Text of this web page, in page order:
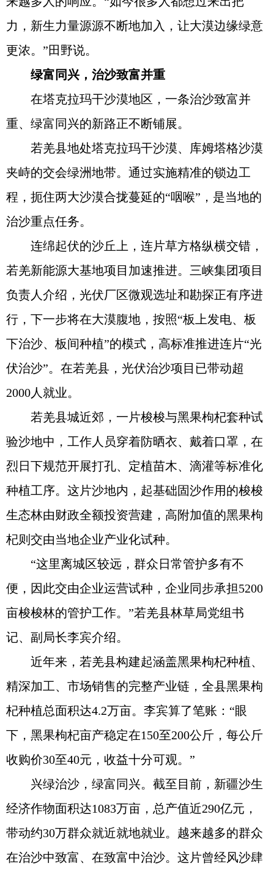
力，新生力量源源不断地加入，让大漠边缘绿意
更浓。”田野说。
绿富同兴，治沙致富并重
在塔克拉玛干沙漠地区，一条治沙致富并
重、绿富同兴的新路正不断铺展。
若羌县地处塔克拉玛干沙漠、库姆塔格沙漠
夹峙的交会绿洲地带。通过实施精准的锁边工
程，扼住两大沙漠合拢蔓延的“咽喉”，是当地的
治沙重点任务。
连绵起伏的沙丘上，连片草方格纵横交错，
若羌新能源大基地项目加速推进。三峡集团项目
负责人介绍，光伏厂区微观选址和勘探正有序进
行，下一步将在大漠腹地，按照“板上发电、板
下治沙、板间种植”的模式，高标准推进连片“光
伏治沙”。在若羌县，光伏治沙项目已带动超
2000人就业。
若羌县城近郊，一片梭梭与黑果枸杞套种试
验沙地中，工作人员穿着防晒衣、戴着口罩，在
烈日下规范开展打孔、定植苗木、滴灌等标准化
种植工序。这片沙地内，起基础固沙作用的梭梭
生态林由财政全额投资营建，高附加值的黑果枸
杞则交由当地企业产业化试种。
“这里离城区较远，群众日常管护多有不
便，因此交由企业运营试种，企业同步承担5200
亩梭梭林的管护工作。”若羌县林草局党组书
记、副局长李宾介绍。
近年来，若羌县构建起涵盖黑果枸杞种植、
精深加工、市场销售的完整产业链，全县黑果枸
杞种植总面积达4.2万亩。李宾算了笔账：“眼
下，黑果枸杞亩产稳定在150至200公斤，每公斤
收购价30至40元，收益十分可观。”
兴绿治沙，绿富同兴。截至目前，新疆沙生
经济作物面积达1083万亩，总产值近290亿元，
带动约30万群众就近就地就业。越来越多的群众
在治沙中致富、在致富中治沙。这片曾经风沙肆